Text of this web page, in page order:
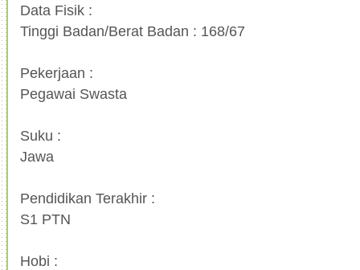
Data Fisik :
Tinggi Badan/Berat Badan : 168/67
Pekerjaan :
Pegawai Swasta
Suku :
Jawa
Pendidikan Terakhir :
S1 PTN
Hobi :